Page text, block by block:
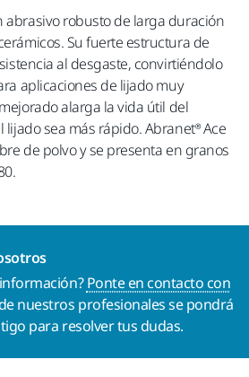
abrasivo robusto de larga duración
Su fuerte estructura de
al desgaste, convirtiéndolo
aplicaciones de lijado muy
alarga la vida útil del
sea más rápido. Abranet® Ace
de polvo y se presenta en granos
Ponte en contacto con
nuestros profesionales se pondrá
para resolver tus dudas.